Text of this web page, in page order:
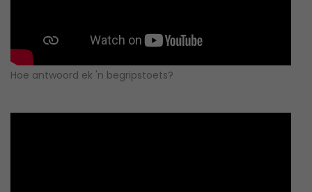
Hoe antwoord ek 'n begripstoets?